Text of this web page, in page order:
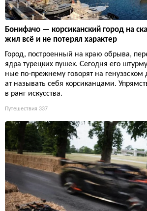
Бонифачо — корсиканский город на
жил всё и не потерял характер
Город, построенный на краю обрыва,
ядра турецких пушек. Сегодня его
ные по-прежнему говорят на генуэзском
ат называть себя корсиканцами.
в ранг искусства.
Путешествия 337